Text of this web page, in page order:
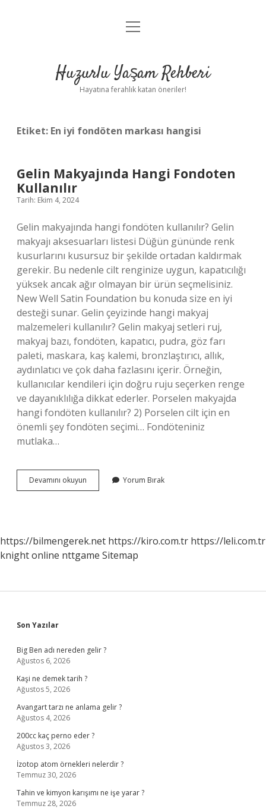
Anasayfa
Yasal Uyarı
menüyü
Huzurlu Yaşam Rehberi
Hayatına ferahlık katan öneriler!
Etiket: En iyi fondöten markası hangisi
Gelin Makyajında Hangi Fondoten
Kullanılır
Tarih: Ekim 4, 2024
Gelin makyajında hangi fondöten kullanılır? Gelin
makyajı aksesuarları listesi Düğün gününde renk
kusurlarını kusursuz bir şekilde ortadan kaldırmak
gerekir. Bu nedenle cilt renginize uygun, kapatıcılığı
yüksek ancak ağır olmayan bir ürün seçmelisiniz.
New Well Satin Foundation bu konuda size en iyi
desteği sunar. Gelin çeyizinde hangi makyaj
malzemeleri kullanılır? Gelin makyaj setleri ruj,
makyaj bazı, fondöten, kapatıcı, pudra, göz farı
paleti, maskara, kaş kalemi, bronzlaştırıcı, allık,
aydınlatıcı ve çok daha fazlasını içerir. Örneğin,
kullanıcılar kendileri için doğru ruju seçerken renge
ve dayanıklılığa dikkat ederler. Porselen makyajda
hangi fondöten kullanılır? 2) Porselen cilt için en
önemli şey fondöten seçimi… Fondöteniniz
mutlaka…
Devamını okuyun
Makyajında
Yorum Bırak
https://bilmengerek.net https://kiro.com.tr https://leli.com.tr
knight online nttgame Sitemap
Sidebar
Son Yazılar
Big Ben adı nereden gelir ?
Ağustos 6, 2026
Kaşi ne demek tarih ?
Ağustos 5, 2026
Avangart tarzı ne anlama gelir ?
Ağustos 4, 2026
200cc kaç perno eder ?
Ağustos 3, 2026
İzotop atom örnekleri nelerdir ?
Temmuz 30, 2026
Tahin ve kimyon karışımı ne işe yarar ?
Temmuz 28, 2026